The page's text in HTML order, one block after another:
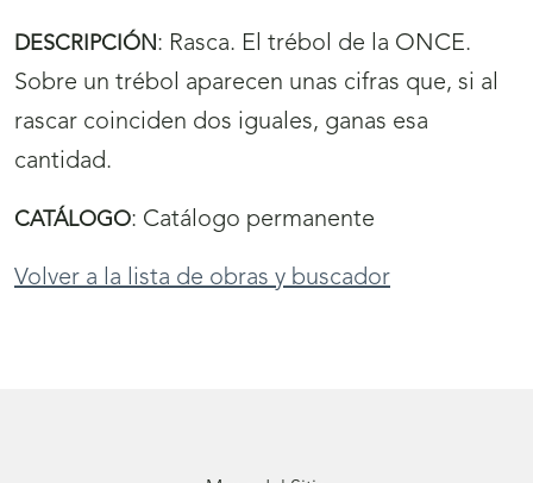
DESCRIPCIÓN: Rasca. El trébol de la ONCE.
Sobre un trébol aparecen unas cifras que, si al
rascar coinciden dos iguales, ganas esa
cantidad.
CATÁLOGO: Catálogo permanente
Volver a la lista de obras y buscador